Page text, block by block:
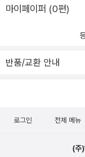
마이페이퍼 (0편)
반품/교환 안내
로그인 전체 메뉴
(주